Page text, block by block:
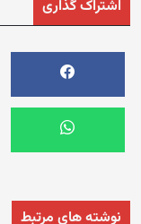
اشتراک گذاری
نوشته های مرتبط